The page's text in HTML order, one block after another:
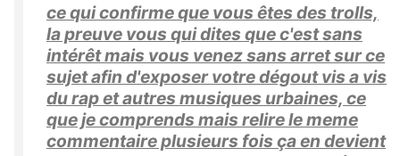
ce qui confirme que vous êtes des trolls,
la preuve vous qui dites que c'est sans
intérêt mais vous venez sans arret sur ce
sujet afin d'exposer votre dégout vis a vis
du rap et autres musiques urbaines, ce
que je comprends mais relire le meme
commentaire plusieurs fois ça en devient